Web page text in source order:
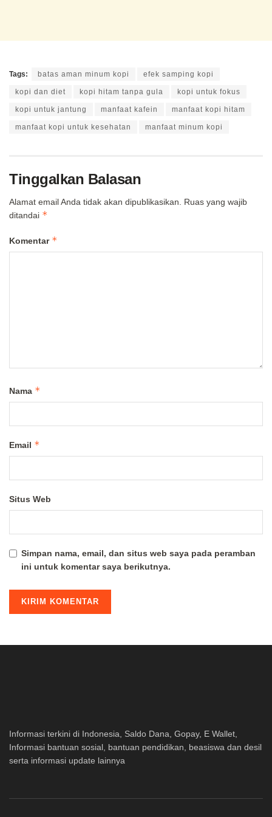
Tags: batas aman minum kopi efek samping kopi
kopi dan diet kopi hitam tanpa gula kopi untuk fokus
kopi untuk jantung manfaat kafein manfaat kopi hitam
manfaat kopi untuk kesehatan manfaat minum kopi
Tinggalkan Balasan
Alamat email Anda tidak akan dipublikasikan.
Ruas yang wajib
ditandai *
Komentar *
Nama *
Email *
Situs Web
Simpan nama, email, dan situs web saya pada peramban
ini untuk komentar saya berikutnya.
Informasi terkini di Indonesia, Saldo Dana, Gopay, E Wallet,
Informasi bantuan sosial, bantuan pendidikan, beasiswa dan desil
serta informasi update lainnya